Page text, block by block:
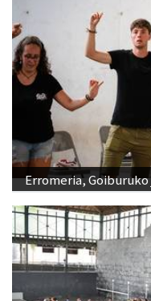
Erromeria,